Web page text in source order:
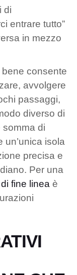
di
entrare tutto”
in mezzo
consente
avvolgere
passaggi,
diverso di
somma di
un’unica isola
precisa e
Per una
fine linea è